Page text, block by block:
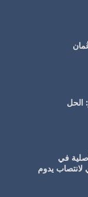
الحل
ملي الأصلية في
يدوم